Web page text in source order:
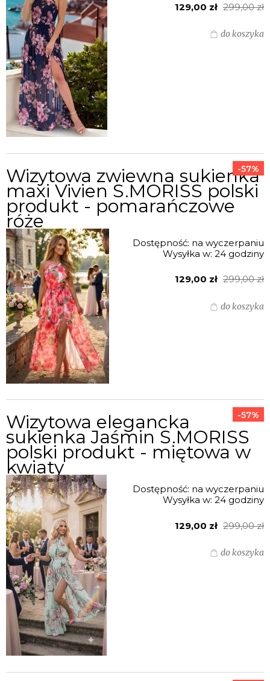
129,00 zł 299,00 zł
do koszyka
Wizytowa zwiewna sukienka
maxi Vivien S.MORISS polski
produkt - pomarańczowe
róże
Dostępność: na wyczerpaniu
Wysyłka w: 24 godziny
129,00 zł 299,00 zł
do koszyka
-57%
Wizytowa elegancka
sukienka Jaśmin S.MORISS
polski produkt - miętowa w
kwiaty
Dostępność: na wyczerpaniu
Wysyłka w: 24 godziny
129,00 zł 299,00 zł
do koszyka
-57%